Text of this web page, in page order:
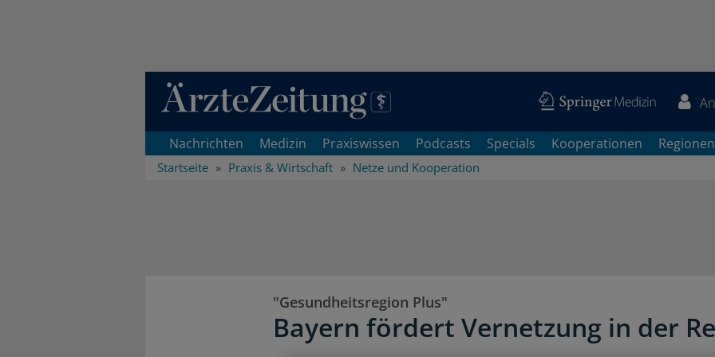
Direkt zum Inhaltsbereich
Nachrichten Medizin Praxiswissen Podcasts Specials Kooperationen Regionen
Startseite Praxis & Wirtschaft Netze und Kooperation
"Gesundheitsregion Plus"
Bayern fördert Vernetzung in der